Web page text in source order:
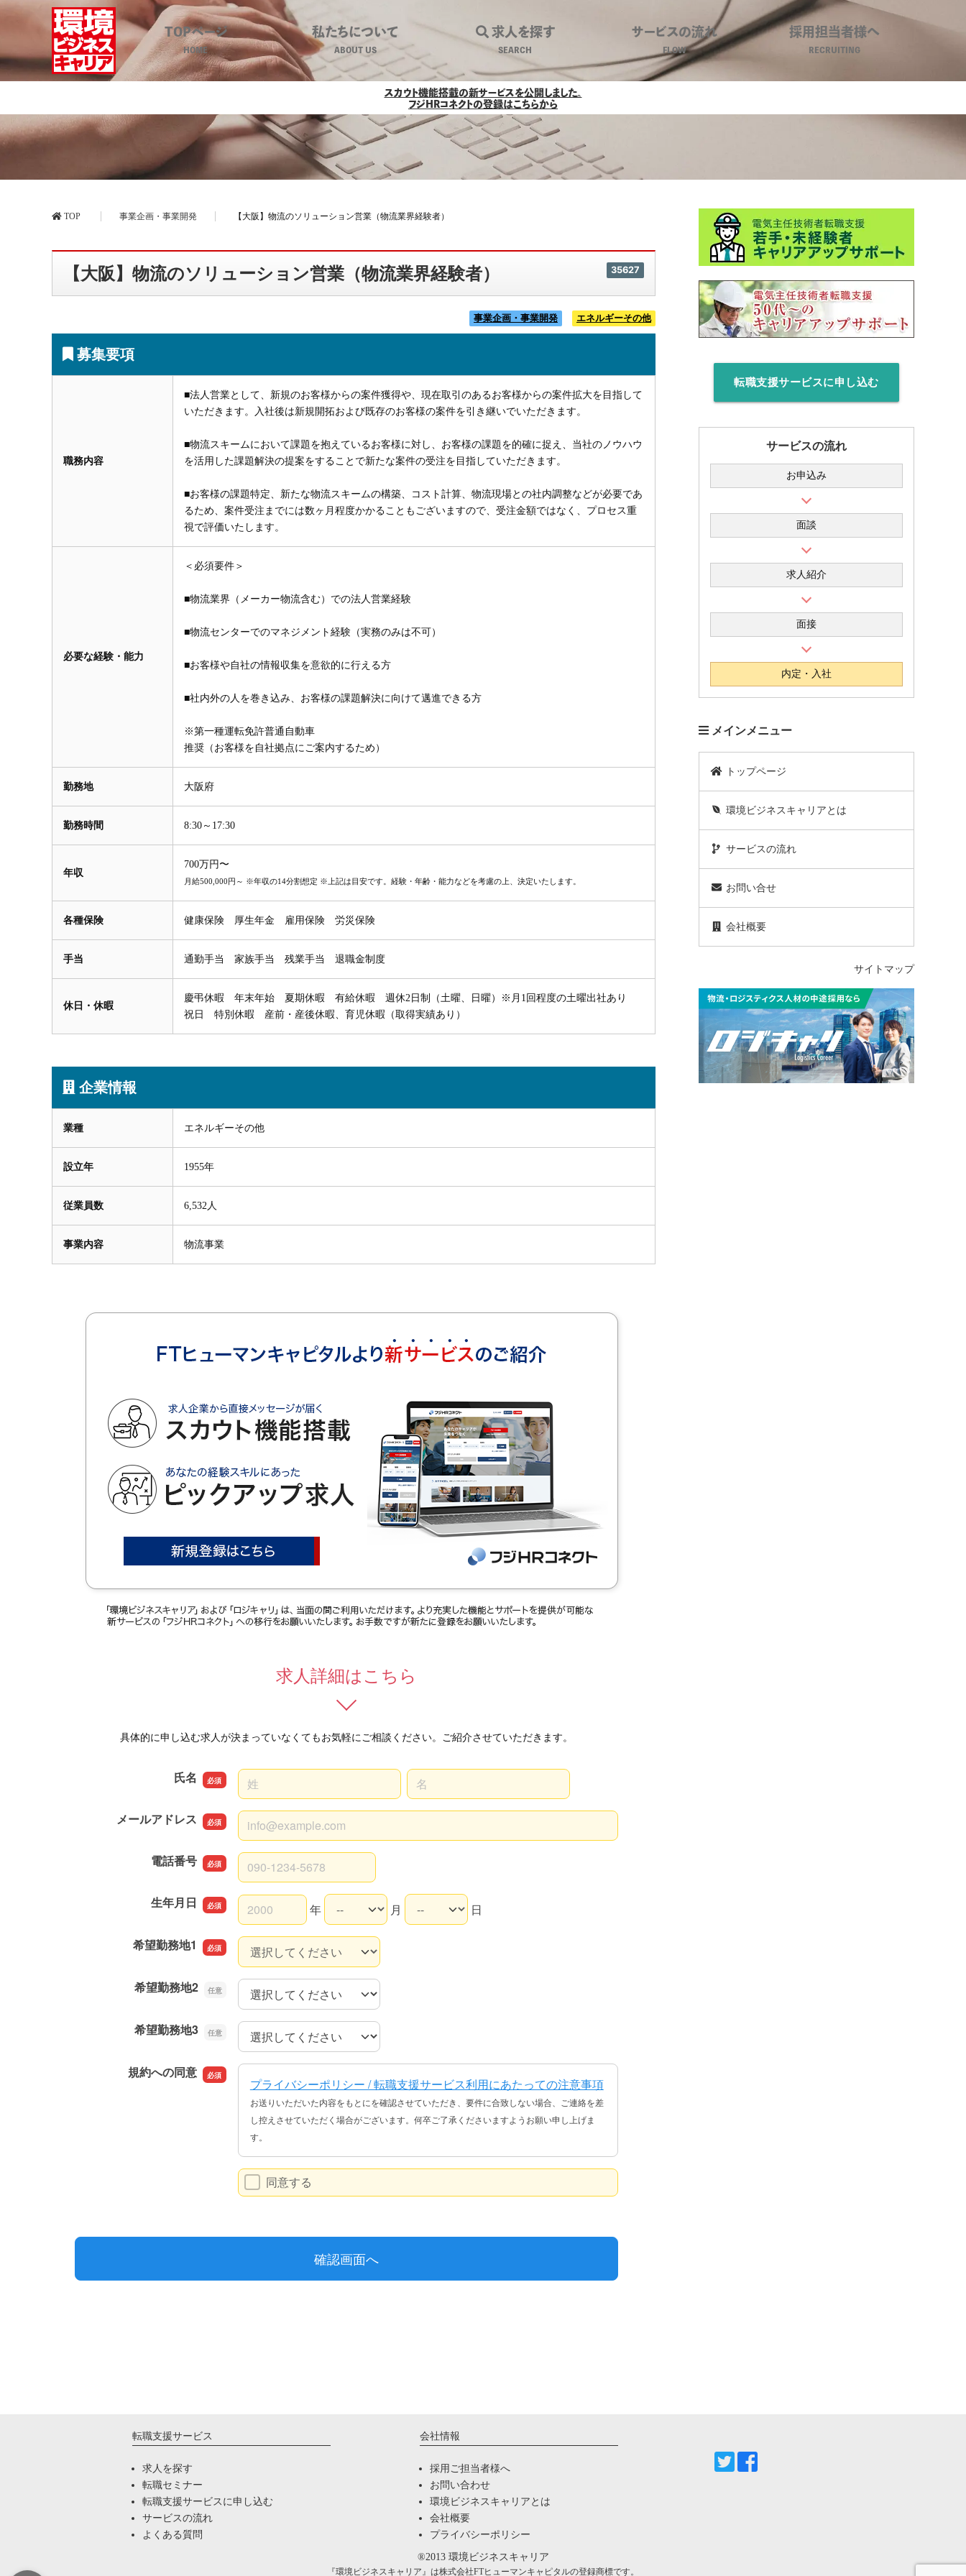
TOPページ
HOME
私たちについて
ABOUT US
求人を探す
SEARCH
サービスの流れ
FLOW
採用担当者様へ
RECRUITING
スカウト機能搭載の新サービスを公開しました。
フジHRコネクトの登録はこちらから
【大阪】物流のソリューション営業（物流業界経験者）｜環境ビジネスキャリア
TOP 事業企画・事業開発 【大阪】物流のソリューション営業（物流業界経験者）
【大阪】物流のソリューション営業（物流業界経験者） 35627
事業企画・事業開発 エネルギーその他
募集要項
職務内容
■法人営業として、新規のお客様からの案件獲得や、現在取引のあるお客様からの案件拡大を目指して
いただきます。入社後は新規開拓および既存のお客様の案件を引き継いでいただきます。
■物流スキームにおいて課題を抱えているお客様に対し、お客様の課題を的確に捉え、当社のノウハウ
を活用した課題解決の提案をすることで新たな案件の受注を目指していただきます。
■お客様の課題特定、新たな物流スキームの構築、コスト計算、物流現場との社内調整などが必要であ
るため、案件受注までには数ヶ月程度かかることもございますので、受注金額ではなく、プロセス重
視で評価いたします。
必要な経験・能力
＜必須要件＞
■物流業界（メーカー物流含む）での法人営業経験
■物流センターでのマネジメント経験（実務のみは不可）
■お客様や自社の情報収集を意欲的に行える方
■社内外の人を巻き込み、お客様の課題解決に向けて邁進できる方
※第一種運転免許普通自動車
推奨（お客様を自社拠点にご案内するため）
勤務地 大阪府
勤務時間 8:30～17:30
年収
700万円〜
月給500,000円～ ※年収の14分割想定 ※上記は目安です。経験・年齢・能力などを考慮の上、決定いたします。
各種保険 健康保険 厚生年金 雇用保険 労災保険
手当 通勤手当 家族手当 残業手当 退職金制度
休日・休暇
慶弔休暇 年末年始 夏期休暇 有給休暇 週休2日制（土曜、日曜）※月1回程度の土曜出社あり
祝日 特別休暇 産前・産後休暇、育児休暇（取得実績あり）
企業情報
業種 エネルギーその他
設立年 1955年
従業員数 6,532人
事業内容 物流事業
求人詳細はこちら
具体的に申し込む求人が決まっていなくてもお気軽にご相談ください。ご紹介させていただきます。
転職支援サービスに申し込む
サービスの流れ
お申込み
面談
求人紹介
面接
内定・入社
メインメニュー
トップページ
環境ビジネスキャリアとは
サービスの流れ
お問い合せ
会社概要
サイトマップ
転職支援サービス
求人を探す
転職セミナー
転職支援サービスに申し込む
サービスの流れ
よくある質問
会社情報
採用ご担当者様へ
お問い合わせ
環境ビジネスキャリアとは
会社概要
プライバシーポリシー
®2013環境ビジネスキャリア
『環境ビジネスキャリア』は株式会社FTヒューマンキャピタルの登録商標です。